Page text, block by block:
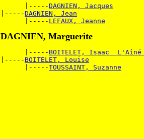
      |-----
DAGNIEN, Jacques
|-----DAGNIEN, Jean
      |-----
LEFAUX, Jeanne
DAGNIEN, Marguerite
      |-----
BOITELET, Isaac
|----- BOITELET, Louise
      |-----
TOUSSAINT, Suzanne